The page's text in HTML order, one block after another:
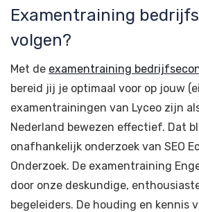
Examentraining
volgen?
Met de examentraining
bereid jij je optimaal voor op jouw
examentrainingen van Lyceo zijn
Nederland bewezen effectief. Dat
onafhankelijk onderzoek van SEO
Onderzoek. De examentraining
door onze deskundige,
begeleiders. De houding en kennis